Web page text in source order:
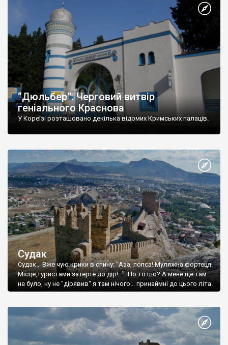
“Дюльбер”. Черговий витвір
геніального Краснова
У Кореїзі розташовано декілька відомих Кримських палаців.
Судак
Судак... Вже чую крики в спину: "Ааа, попса! Муляжна фортеця!
Місце,туристами затерте до дір!..." Но то шо? А мене ще там
не було, ну не "дірявив" я там нічого... принаймні до цього літа.